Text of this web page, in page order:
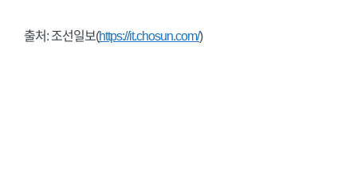
출처: 조선일보(https://it.chosun.com/)